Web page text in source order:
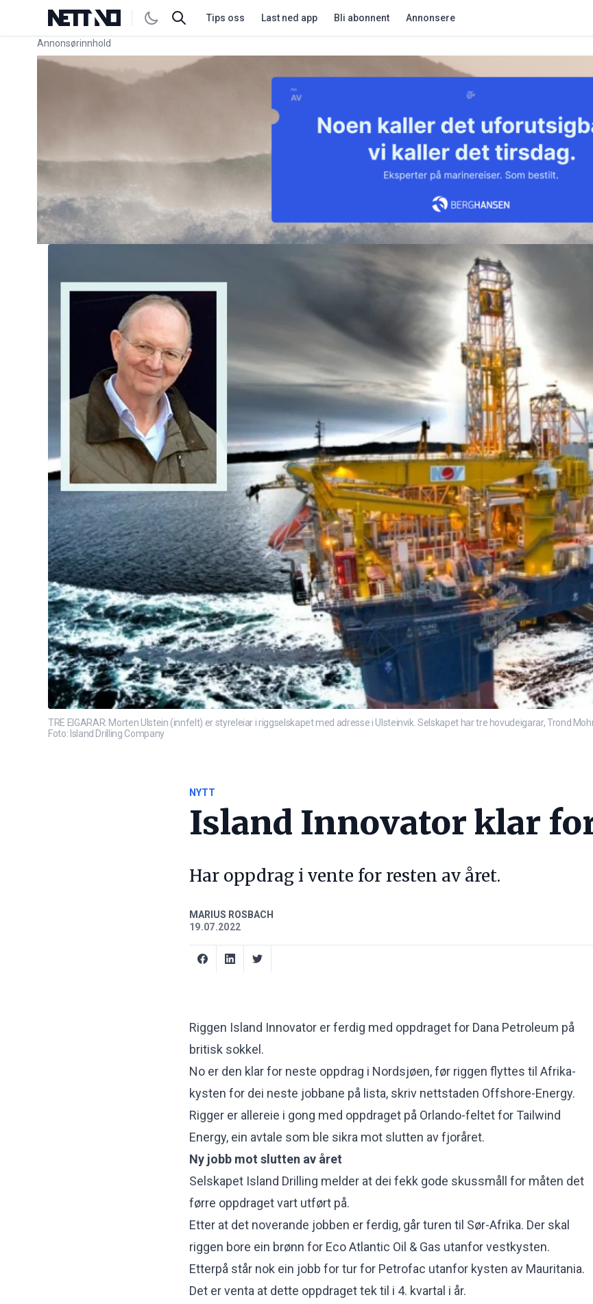
Tips oss Last ned app Bli abonnent Annonsere
Annonsørinnhold
Link for annonse
TRE EIGARAR: Morten Ulstein (innfelt) er styreleiar i riggselskapet med adresse i Ulsteinvik. Selskapet har tre hovudeigarar, Trond
Foto: Island Drilling Company
NYTT
Island Innovator klar
Har oppdrag i vente for resten av året.
MARIUS ROSBACH
19.07.2022
Riggen Island Innovator er ferdig med oppdraget for Dana Petroleum på
britisk sokkel.
No er den klar for neste oppdrag i Nordsjøen, før riggen flyttes til Afrika-
kysten for dei neste jobbane på lista, skriv nettstaden Offshore-Energy.
Rigger er allereie i gong med oppdraget på Orlando-feltet for Tailwind
Energy, ein avtale som ble sikra mot slutten av fjoråret.
Ny jobb mot slutten av året
Selskapet Island Drilling melder at dei fekk gode skussmåll for måten det
førre oppdraget vart utført på.
Etter at det noverande jobben er ferdig, går turen til Sør-Afrika. Der skal
riggen bore ein brønn for Eco Atlantic Oil & Gas utanfor vestkysten.
Etterpå står nok ein jobb for tur for Petrofac utanfor kysten av Mauritania.
Det er venta at dette oppdraget tek til i 4. kvartal i år.